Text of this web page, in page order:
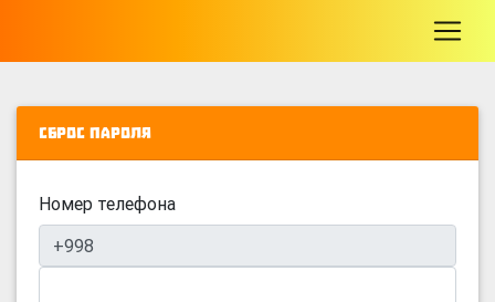
Сброс пароля
Номер телефона